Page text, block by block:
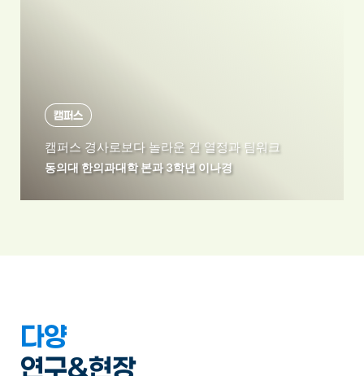
캠퍼스
캠퍼스 경사로보다 놀라운 건 열정과 팀워크
동의대 한의과대학 본과 3학년 이나경
다양한
연구&현장